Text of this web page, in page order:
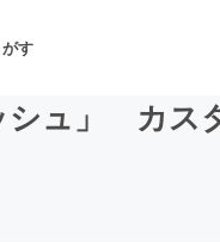
す
シュ」 カス